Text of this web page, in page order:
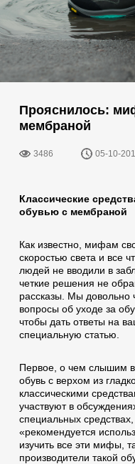
Прояснилось:
мембраной
3486 05-10-
Классические
обувью с мембраной
Как известно, мифам
скоростью света и все
людей не вводили в
четкие решения не
рассказы. Мы довольно
вопросы об уходе за
чтобы дать ответы на
специальную статью.
Первое, о чем слышим
обувь с верхом из
классическими
участвуют в
специальных
«рекомендуется
изучить все эти мифы,
производители такой